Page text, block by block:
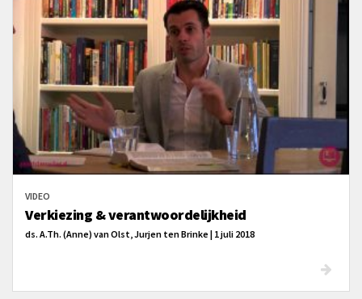
VIDEO
Verkiezing & verantwoordelijkheid
ds. A.Th. (Anne) van Olst, Jurjen ten Brinke | 1 juli 2018